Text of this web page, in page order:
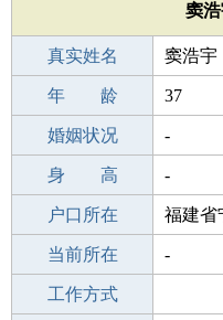
窦
真实姓名 窦浩宇
性 别 男
年 龄 37
出生年月 1989-
婚姻状况 -
学 历 高中
身 高 -
毕业学校 株洲煤
户口所在 福建省
所学专业 -
当前所在 -
工作经验
工作方式